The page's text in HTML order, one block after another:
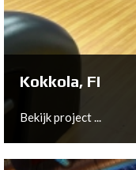
Bekijk project ...
Kokkola, FI
Bekijk project ...